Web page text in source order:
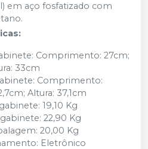
em aço fosfatizado com
Comprimento: 27cm;
33cm
Comprimento:
Altura: 37,1cm
19,10 Kg
22,90 Kg
20,00 Kg
Eletrônico